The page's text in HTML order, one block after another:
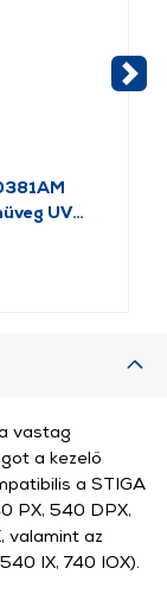
UV
vastag
a kezelő
a STIGA
PX, 540 DPX,
valamint az
IX, 740 IOX).